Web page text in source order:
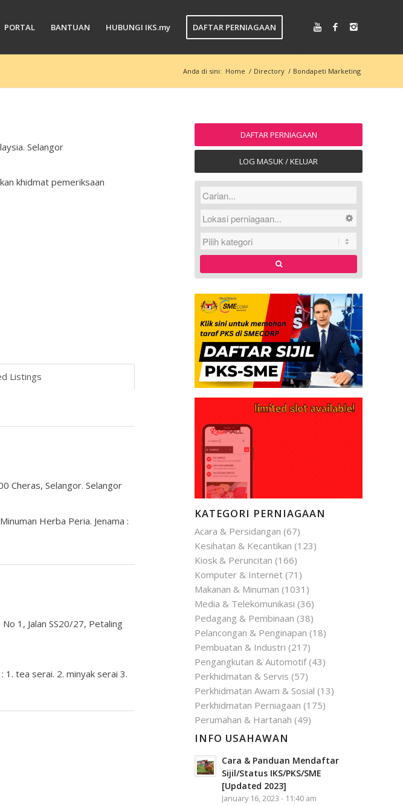
PORTAL BANTUAN HUBUNGI IKS.my DAFTAR PERNIAGAAN
Anda di sini: Home / Directory / Bondapeti Marketing
Selangor
khidmat pemeriksaan
Listings
Cheras, Selangor. Selangor
Herba Peria. Jenama :
1, Jalan SS20/27, Petaling
1. tea serai. 2. minyak serai 3.
DAFTAR PERNIAGAAN
LOG MASUK / KELUAR
KATEGORI PERNIAGAAN
Acara & Persidangan (67)
Kesihatan & Kecantikan (123)
Kiosk & Peruncitan (166)
Komputer & Internet (71)
Makanan & Minuman (1031)
Media & Telekomunikasi (36)
Pedagang & Pembinaan (38)
Pelancongan & Penginapan (18)
Pembuatan & Industri (217)
Pengangkutan & Automotif(43)
Perkhidmatan & Servis (57)
Perkhidmatan Awam & Sosial (13)
Perkhidmatan Perniagaan (175)
Perumahan & Hartanah (49)
INFO USAHAWAN
Cara & Panduan Mendaftar
Sijil/Status IKS/PKS/SME
[Updated 2023]
January 16, 2023 - 11:40 am